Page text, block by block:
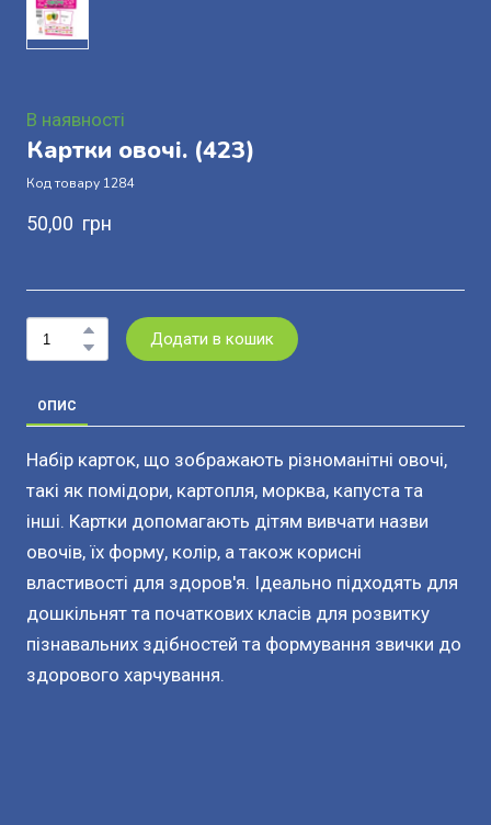
В наявності
Картки овочі. (423)
Код товару 1284
50,00  грн
Додати в кошик
ОПИС
Набір карток, що зображають різноманітні овочі,
такі як помідори, картопля, морква, капуста та
інші. Картки допомагають дітям вивчати назви
овочів, їх форму, колір, а також корисні
властивості для здоров'я. Ідеально підходять для
дошкільнят та початкових класів для розвитку
пізнавальних здібностей та формування звички до
здорового харчування.